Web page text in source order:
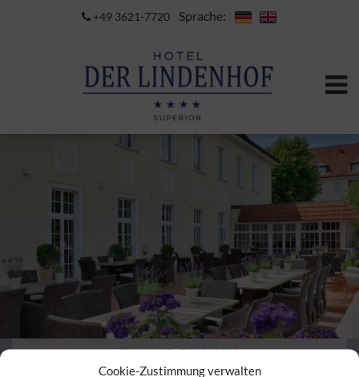
Cookie-Zustimmung verwalten
+49 3621-7720 Sprache:
ZIMMER BUCHEN